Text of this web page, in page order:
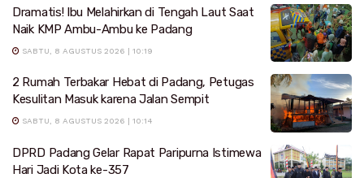
Dramatis! Ibu Melahirkan di Tengah Laut Saat
Naik KMP Ambu-Ambu ke Padang
SABTU, 8 AGUSTUS 2026 | 10:19
2 Rumah Terbakar Hebat di Padang, Petugas
Kesulitan Masuk karena Jalan Sempit
SABTU, 8 AGUSTUS 2026 | 10:14
DPRD Padang Gelar Rapat Paripurna Istimewa
Hari Jadi Kota ke-357